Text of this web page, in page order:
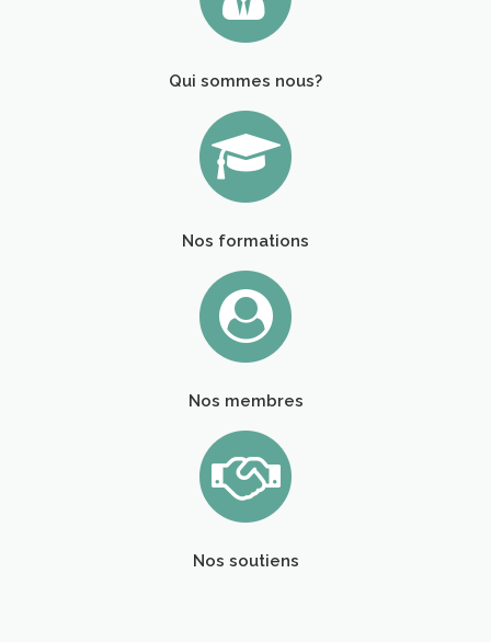
Qui sommes nous?
Nos formations
Nos membres
Nos soutiens